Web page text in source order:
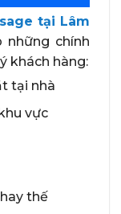
tại Lâm
những chính
khách hàng:
tại nhà
vực
thế